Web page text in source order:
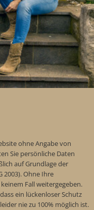
ohne Angabe von
Sie persönliche Daten
auf Grundlage der
2003). Ohne Ihre
Fall weitergegeben.
ein lückenloser Schutz
nie zu 100% möglich ist.